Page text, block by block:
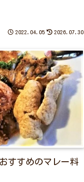
2022.04.05 2026.07.30
すすめのマレー料